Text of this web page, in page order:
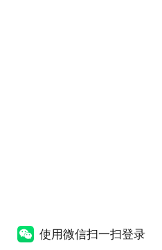
使用微信扫一扫登录